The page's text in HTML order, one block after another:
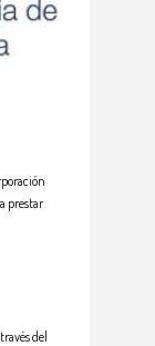
prestar
del